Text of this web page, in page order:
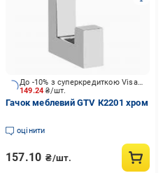
149.24₴/шт.
До -10% з суперкредиткою Visa Вигода
Гачок меблевий GTV К2201 хром
оцінити
157.10 ₴/шт.